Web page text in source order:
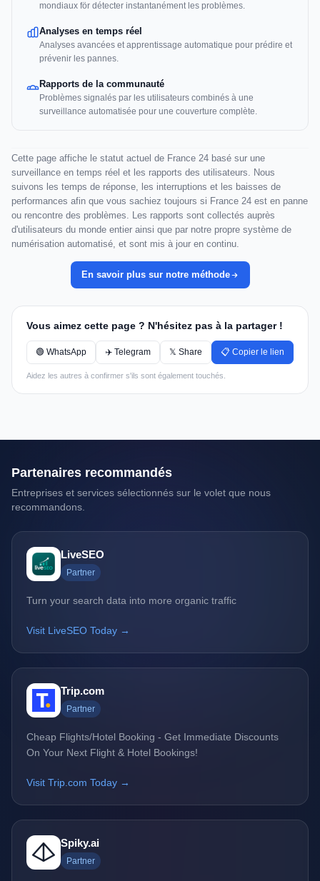
mondiaux för détecter instantanément les problèmes.
Analyses en temps réel
Analyses avancées et apprentissage automatique pour prédire et
prévenir les pannes.
Rapports de la communauté
Problèmes signalés par les utilisateurs combinés à une
surveillance automatisée pour une couverture complète.
Cette page affiche le statut actuel de France 24 basé sur une
surveillance en temps réel et les rapports des utilisateurs. Nous
suivons les temps de réponse, les interruptions et les baisses de
performances afin que vous sachiez toujours si France 24 est en panne
ou rencontre des problèmes. Les rapports sont collectés auprès
d'utilisateurs du monde entier ainsi que par notre propre système de
numérisation automatisé, et sont mis à jour en continu.
En savoir plus sur notre méthode
Vous aimez cette page ? N'hésitez pas à la partager !
🟢 WhatsApp ✈️ Telegram 𝕏 Share 📋 Copier le lien
Aidez les autres à confirmer s'ils sont également touchés.
Partenaires recommandés
Entreprises et services sélectionnés sur le volet que nous
recommandons.
LiveSEO
Partner
Turn your search data into more organic traffic
Visit LiveSEO Today →
Trip.com
Partner
Cheap Flights/Hotel Booking - Get Immediate Discounts
On Your Next Flight & Hotel Bookings!
Visit Trip.com Today →
Spiky.ai
Partner